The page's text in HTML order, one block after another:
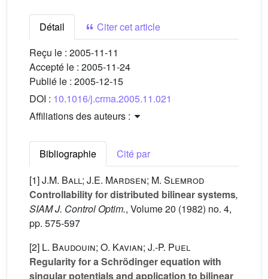
Détail
Citer cet article
Reçu le : 2005-11-11
Accepté le : 2005-11-24
Publié le : 2005-12-15
DOI : 10.1016/j.crma.2005.11.021
Affiliations des auteurs :
Bibliographie
Cité par
[1]J.M. Ball; J.E. Mardsen; M. Slemrod
Controllability for distributed bilinear systems,
SIAM J. Control Optim., Volume 20 (1982) no. 4,
pp. 575-597
[2] L. Baudouin; O. Kavian; J.-P. Puel
Regularity for a Schrödinger equation with
singular potentials and application to bilinear